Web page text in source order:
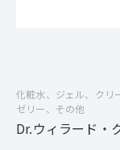
化粧水、ジェル、クリ
ゼリー、その他
Dr.ウィラード・